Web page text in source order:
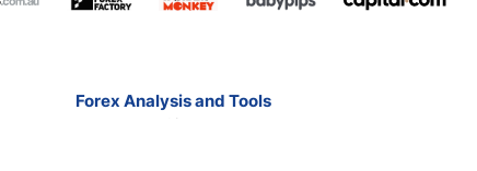
Forex Analysis and Tools
Free Forex Signals